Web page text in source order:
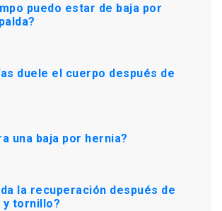
puedo estar de baja por
duele el cuerpo después de
una baja por hernia?
la recuperación después de
y tornillo?